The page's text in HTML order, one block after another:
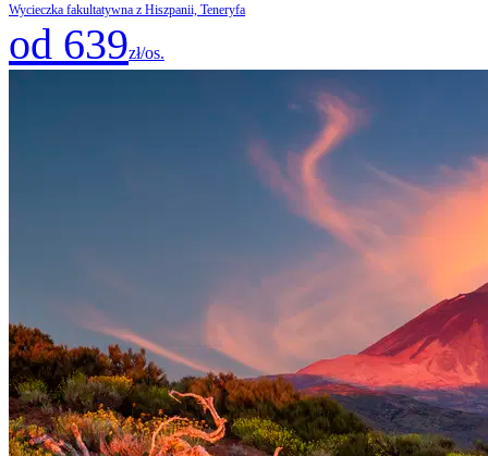
Wycieczka fakultatywna z Hiszpanii, Teneryfa
od 639zł/os.